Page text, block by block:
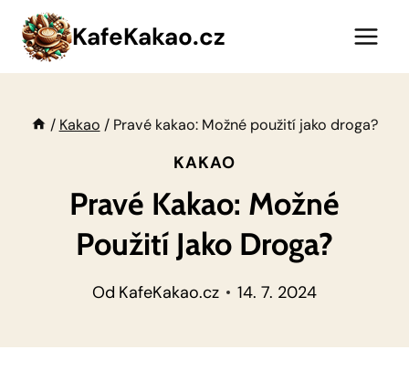
Přeskočit
obsah
KafeKakao.cz
/ Kakao / Pravé kakao: Možné použití jako droga?
KAKAO
Pravé Kakao: Možné
Použití Jako Droga?
Od KafeKakao.cz 14. 7. 2024